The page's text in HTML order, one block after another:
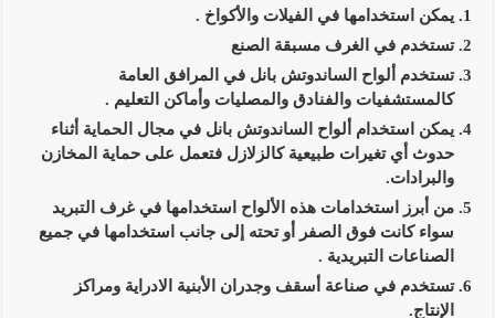
يمكن استخدامها في الفيلات والأكواخ .
تستخدم في الغرف مسبقة الصنع
تستخدم ألواح الساندوتش بانل في المرافق العامة
كالمستشفيات والفنادق والمصليات وأماكن التعليم .
يمكن استخدام ألواح الساندوتش بانل في مجال الحماية أثناء
حدوث أي تغيرات طبيعية كالزلازل فتعمل على حماية المخازن
والبرادات.
من أبرز استخدامات هذه الألواح استخدامها في غرف التبريد
سواء كانت فوق الصفر أو تحته إلى جانب استخدامها في جميع
الصناعات التبريدية .
تستخدم في صناعة أسقف وجدران الأبنية الادراية ومراكز
الإنتاج.